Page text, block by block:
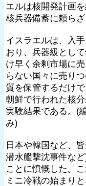
エルは核開発計画
核兵器備蓄に頼らざ
イスラエルは、入
おり、兵器級とし
け早く余剰市場に
らない国々に売り
質を保管するだけ
朝鮮で行われた核
実験結果である。(
み)
日本や韓国など、
潜水艦撃沈事件な
ことに憤慨した。
ミニ冷戦の始まり